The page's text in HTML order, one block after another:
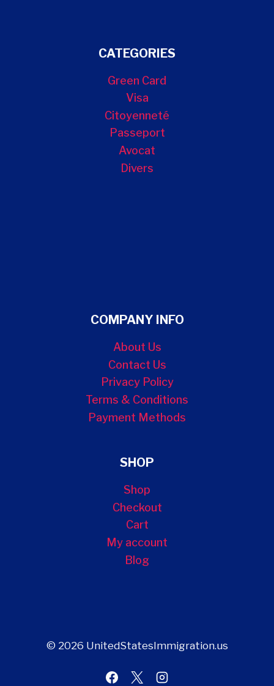
CATEGORIES
Green Card
Visa
Citoyenneté
Passeport
Avocat
Divers
COMPANY INFO
About Us
Contact Us
Privacy Policy
Terms & Conditions
Payment Methods
SHOP
Shop
Checkout
Cart
My account
Blog
© 2026 UnitedStatesImmigration.us